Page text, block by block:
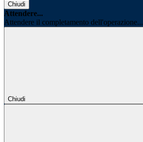
Chiudi
Attendere...
Attendere il completamento dell'operazione...
Chiudi